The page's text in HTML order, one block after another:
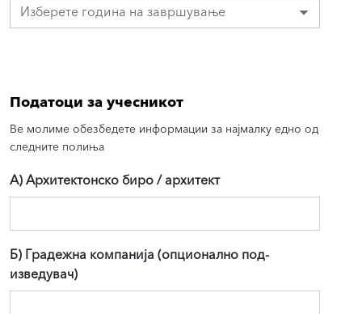
Изберете година на завршување
Податоци за учесникот
Ве молиме обезбедете информации за најмалку едно од
следните полиња
A) Архитектонско биро / архитект
Б) Градежна компанија (опционално под-
изведувач)